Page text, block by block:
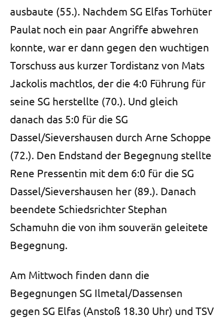
ausbaute (55.). Nachdem SG Elfas Torhüter
Paulat noch ein paar Angriffe abwehren
konnte, war er dann gegen den wuchtigen
Torschuss aus kurzer Tordistanz von Mats
Jackolis machtlos, der die 4:0 Führung für
seine SG herstellte (70.). Und gleich
danach das 5:0 für die SG
Dassel/Sievershausen durch Arne Schoppe
(72.). Den Endstand der Begegnung stellte
Rene Pressentin mit dem 6:0 für die SG
Dassel/Sievershausen her (89.). Danach
beendete Schiedsrichter Stephan
Schamuhn die von ihm souverän geleitete
Begegnung.
Am Mittwoch finden dann die
Begegnungen SG Ilmetal/Dassensen
gegen SG Elfas (Anstoß 18.30 Uhr) und TSV